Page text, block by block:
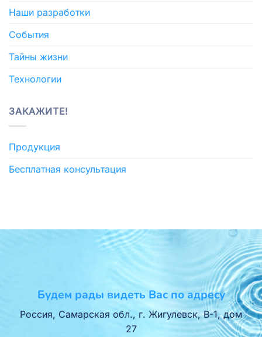
Наши разработки
События
Тайны жизни
Технологии
ЗАКАЖИТЕ!
Продукция
Бесплатная консультация
Будем рады видеть Вас по адресу
Россия, Самарская обл., г. Жигулевск, В-1, дом
27